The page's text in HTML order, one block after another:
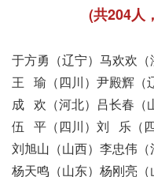
(共204人
于方勇（辽宁）马欢欢
王 瑜（四川）尹殿辉（
成 欢（河北）吕长春（
伍 平（四川）刘 乐（四
刘旭山（山西）李忠伟
杨天鸣（山东）杨刚亮（